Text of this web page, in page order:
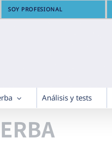
SOY PROFESIONAL
Análisis y tests